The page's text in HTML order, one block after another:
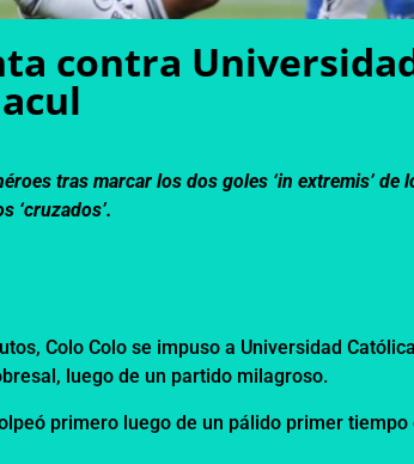
contra
tras marcar los dos goles ‘in extremis’ de
‘cruzados’.
Colo Colo se impuso a Universidad
luego de un partido milagroso.
primero luego de un pálido primer tiempo